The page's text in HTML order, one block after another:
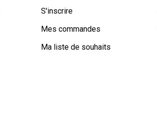
S'inscrire
Mes commandes
Ma liste de souhaits